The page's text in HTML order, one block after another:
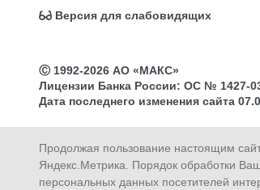
Продолжая пользование настоящим
Яндекс.Метрика. Порядок обработки
персональных данных посетителей
Купить Продлить Оплатить
Версия для слабовидящих
Ⓒ 1992-2026 АО «МАКС»
Лицензии Банка России: ОС № 1427-
Дата последнего изменения сайта